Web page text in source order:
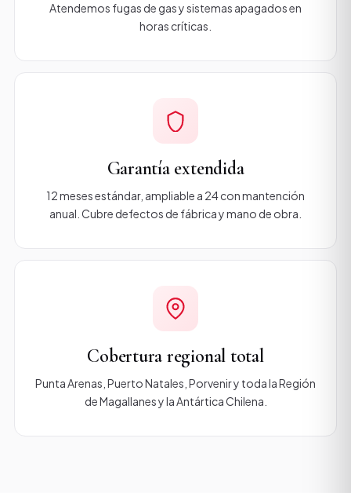
Atendemos fugas de gas y sistemas apagados en
horas críticas.
Garantía extendida
12 meses estándar, ampliable a 24 con mantención
anual. Cubre defectos de fábrica y mano de obra.
Cobertura regional total
Punta Arenas, Puerto Natales, Porvenir y toda la Región
de Magallanes y la Antártica Chilena.